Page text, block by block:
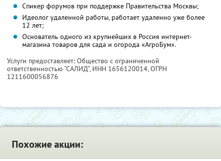
Спикер форумов при поддержке Правительства Москвы;
Идеолог удаленной работы, работает удаленно уже более
12 лет;
Основатель одного из крупнейших в Россия интернет-
магазина товаров для сада и огорода «АгроБум».
Услуги предоставляет: Общество с ограниченной
ответственностью “САЛИД”, ИНН 1656120014, ОГРН
1211600056876
Похожие акции: